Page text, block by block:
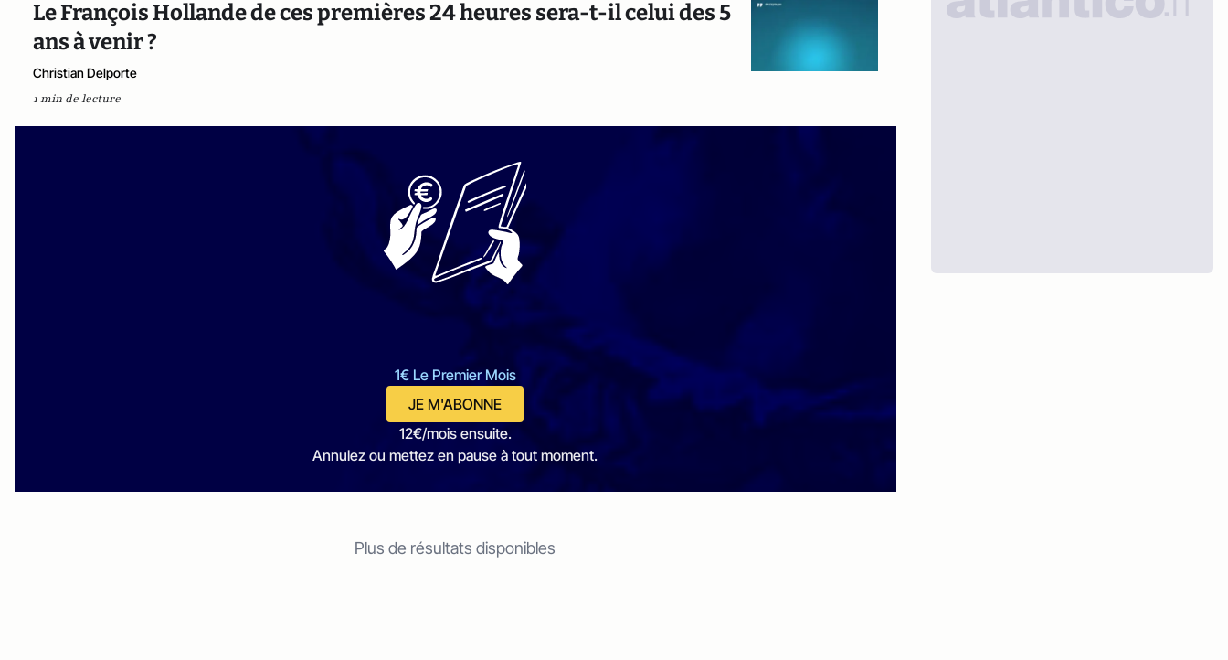
Le François Hollande de ces premières 24 heures sera-t-il celui des 5
ans à venir ?
Christian Delporte
1 min de lecture
1€ Le Premier Mois
JE M'ABONNE
12€/mois ensuite.
Annulez ou mettez en pause à tout moment.
Plus de résultats disponibles